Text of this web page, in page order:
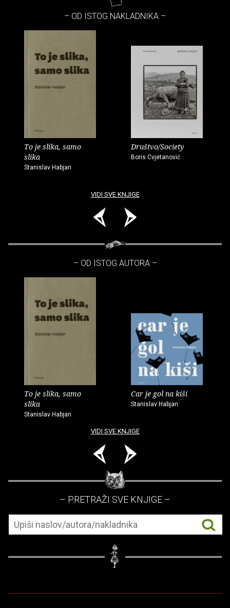
– OD ISTOG NAKLADNIKA –
To je slika, samo
slika
Stanislav Habjan
Društvo/Society
Boris Cvjetanović
VIDI SVE KNJIGE
– OD ISTOG AUTORA –
To je slika, samo
slika
Stanislav Habjan
Car je gol na kiši
Stanislav Habjan
VIDI SVE KNJIGE
– PRETRAŽI SVE KNJIGE –